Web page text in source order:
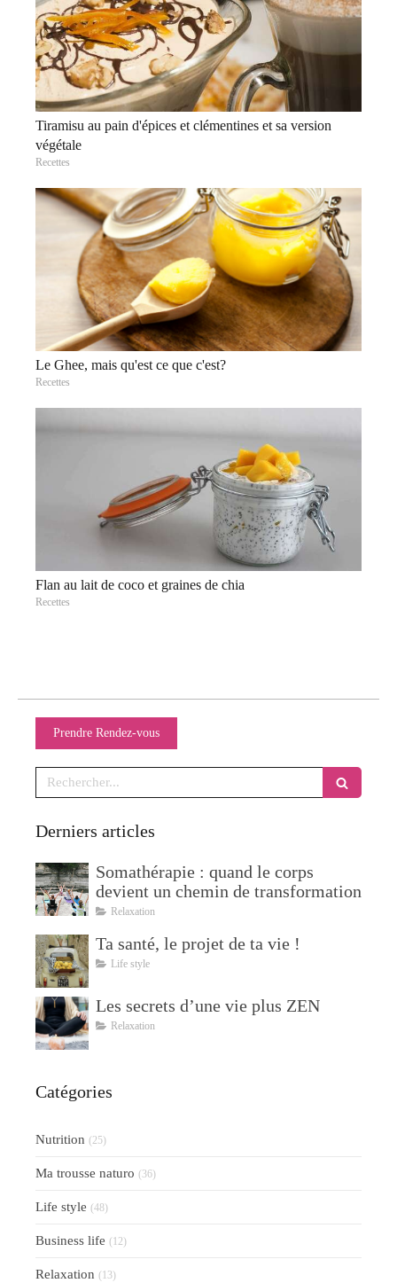
Tiramisu au pain d'épices et clémentines et sa version
végétale
Recettes
Le Ghee, mais qu'est ce que c'est?
Recettes
Flan au lait de coco et graines de chia
Recettes
Prendre Rendez-vous
Rechercher
Derniers articles
Somathérapie : quand le corps
devient un chemin de transformation
Relaxation
Ta santé, le projet de ta vie !
Life style
Les secrets d’une vie plus ZEN
Relaxation
Catégories
Nutrition (25)
Ma trousse naturo (36)
Life style (48)
Business life (12)
Relaxation (13)